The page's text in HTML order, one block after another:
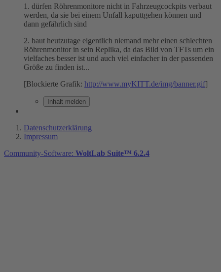
1. dürfen Röhrenmonitore nicht in Fahrzeugcockpits verbaut
werden, da sie bei einem Unfall kaputtgehen können und
dann gefährlich sind
2. baut heutzutage eigentlich niemand mehr einen schlechten
Röhrenmonitor in sein Replika, da das Bild von TFTs um ein
vielfaches besser ist und auch viel einfacher in der passenden
Größe zu finden ist...
[Blockierte Grafik: http://www.myKITT.de/img/banner.gif]
Inhalt melden
Datenschutzerklärung
Impressum
Community-Software: WoltLab Suite™ 6.2.4